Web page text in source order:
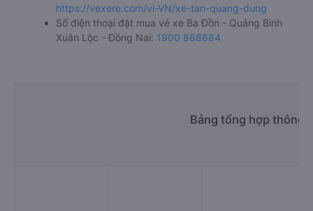
https://vexere.com/vi-VN/xe-tan-quang-dung
Số điện thoại đặt mua vé xe Ba Đồn - Quảng Bình
Xuân Lộc - Đồng Nai: 1900 888684
Bảng tổng hợp thông